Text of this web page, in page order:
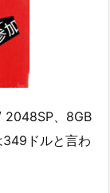
2048SP、8GB
349ドルと言わ